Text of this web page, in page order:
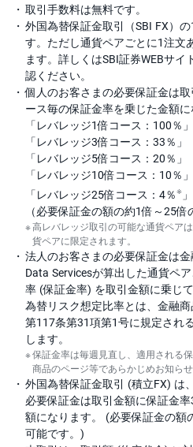
取引手数料は無料です。
外国為替保証金取引（SBI FX）
す。ただし通貨ペアごとに1注文
ます。詳しくはSBI証券WEBサ
認ください。
個人のお客さまの必要保証金は
ース毎の保証金率を乗じた金額に
「レバレッジ1倍コース：100％」
「レバレッジ3倍コース：33％」
「レバレッジ5倍コース：20％」
「レバレッジ10倍コース：10％」
「レバレッジ25倍コース：4％※ 」
（必要保証金の額の約1倍～25倍
高レバレッジ取引の可能な通貨ペア
貨ペアに限定されます。
法人のお客さまの必要保証金は
Data Servicesが算出した通貨ペ
率 (保証金率) を取引金額に乗じ
為替リスク想定比率とは、金融
第117条第31項第1号に規定され
します。
保証金率は毎週見直し、適用される
商品のページ等であらかじめお知らせ
外国為替保証金取引 (積立FX) は
必要保証金は取引金額に保証金
額になります。 (必要保証金の額
可能です。)